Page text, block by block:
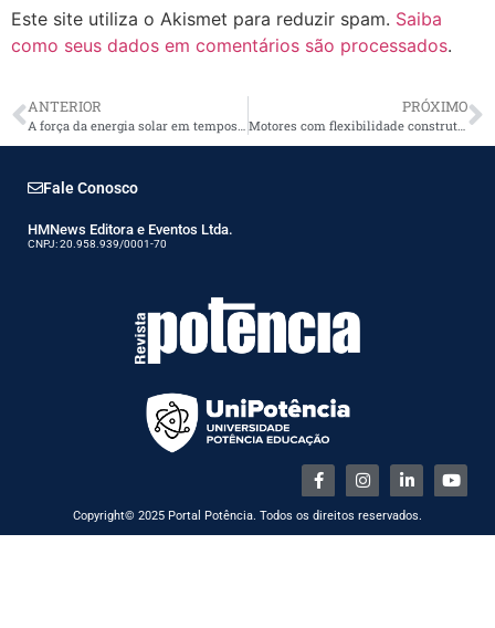
Este site utiliza o Akismet para reduzir spam. Saiba
como seus dados em comentários são processados.
ANTERIOR
A força da energia solar em tempos de pandemia
PRÓXIMO
Motores com flexibilidade construtiva
Fale Conosco
HMNews Editora e Eventos Ltda.
CNPJ: 20.958.939/0001-70
Copyright© 2025 Portal Potência. Todos os direitos reservados.